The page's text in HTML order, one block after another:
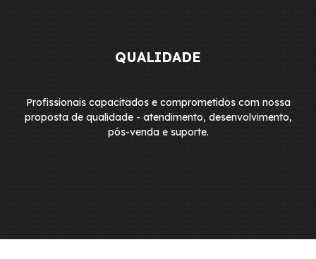
QUALIDADE
Profissionais capacitados e comprometidos com nossa
proposta de qualidade - atendimento, desenvolvimento,
pós-venda e suporte.